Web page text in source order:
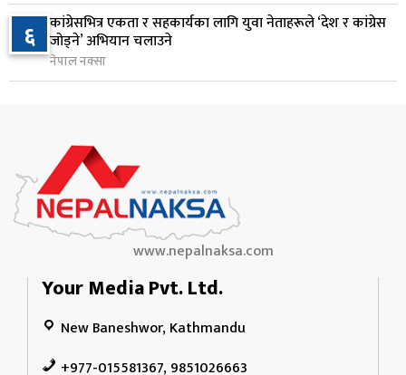
१०
नेपाल फार्मेसी परिषद्को अध्यक्षमा डा. कादिर आलम
नियुक्त
१ दिन अघि
६ कांग्रेसभित्र एकता र सहकार्यका लागि युवा नेताहरूले ‘देश र कांग्रेस
जोड्ने’ अभियान चलाउने
नेपाल नक्सा
www.nepalnaksa.com
Your Media Pvt. Ltd.
New Baneshwor, Kathmandu
+977-015581367, 9851026663